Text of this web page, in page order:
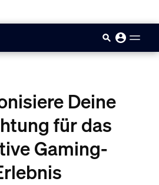
Deine
für das
Gaming-